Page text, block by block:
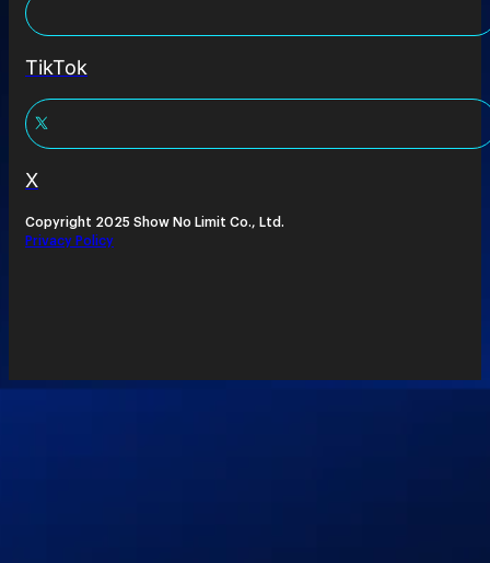
TikTok
X
Copyright 2025 Show No Limit Co., Ltd.
Privacy Policy